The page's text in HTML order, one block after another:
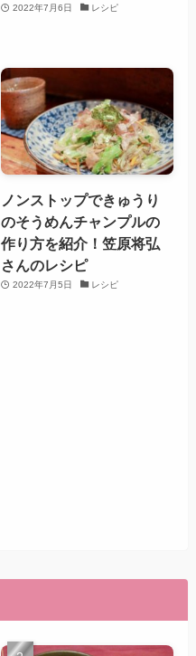
2022年7月6日 レシピ
ノンストップできゅうり
のそうめんチャンプルの
作り方を紹介！笠原将弘
さんのレシピ
2022年7月5日 レシピ